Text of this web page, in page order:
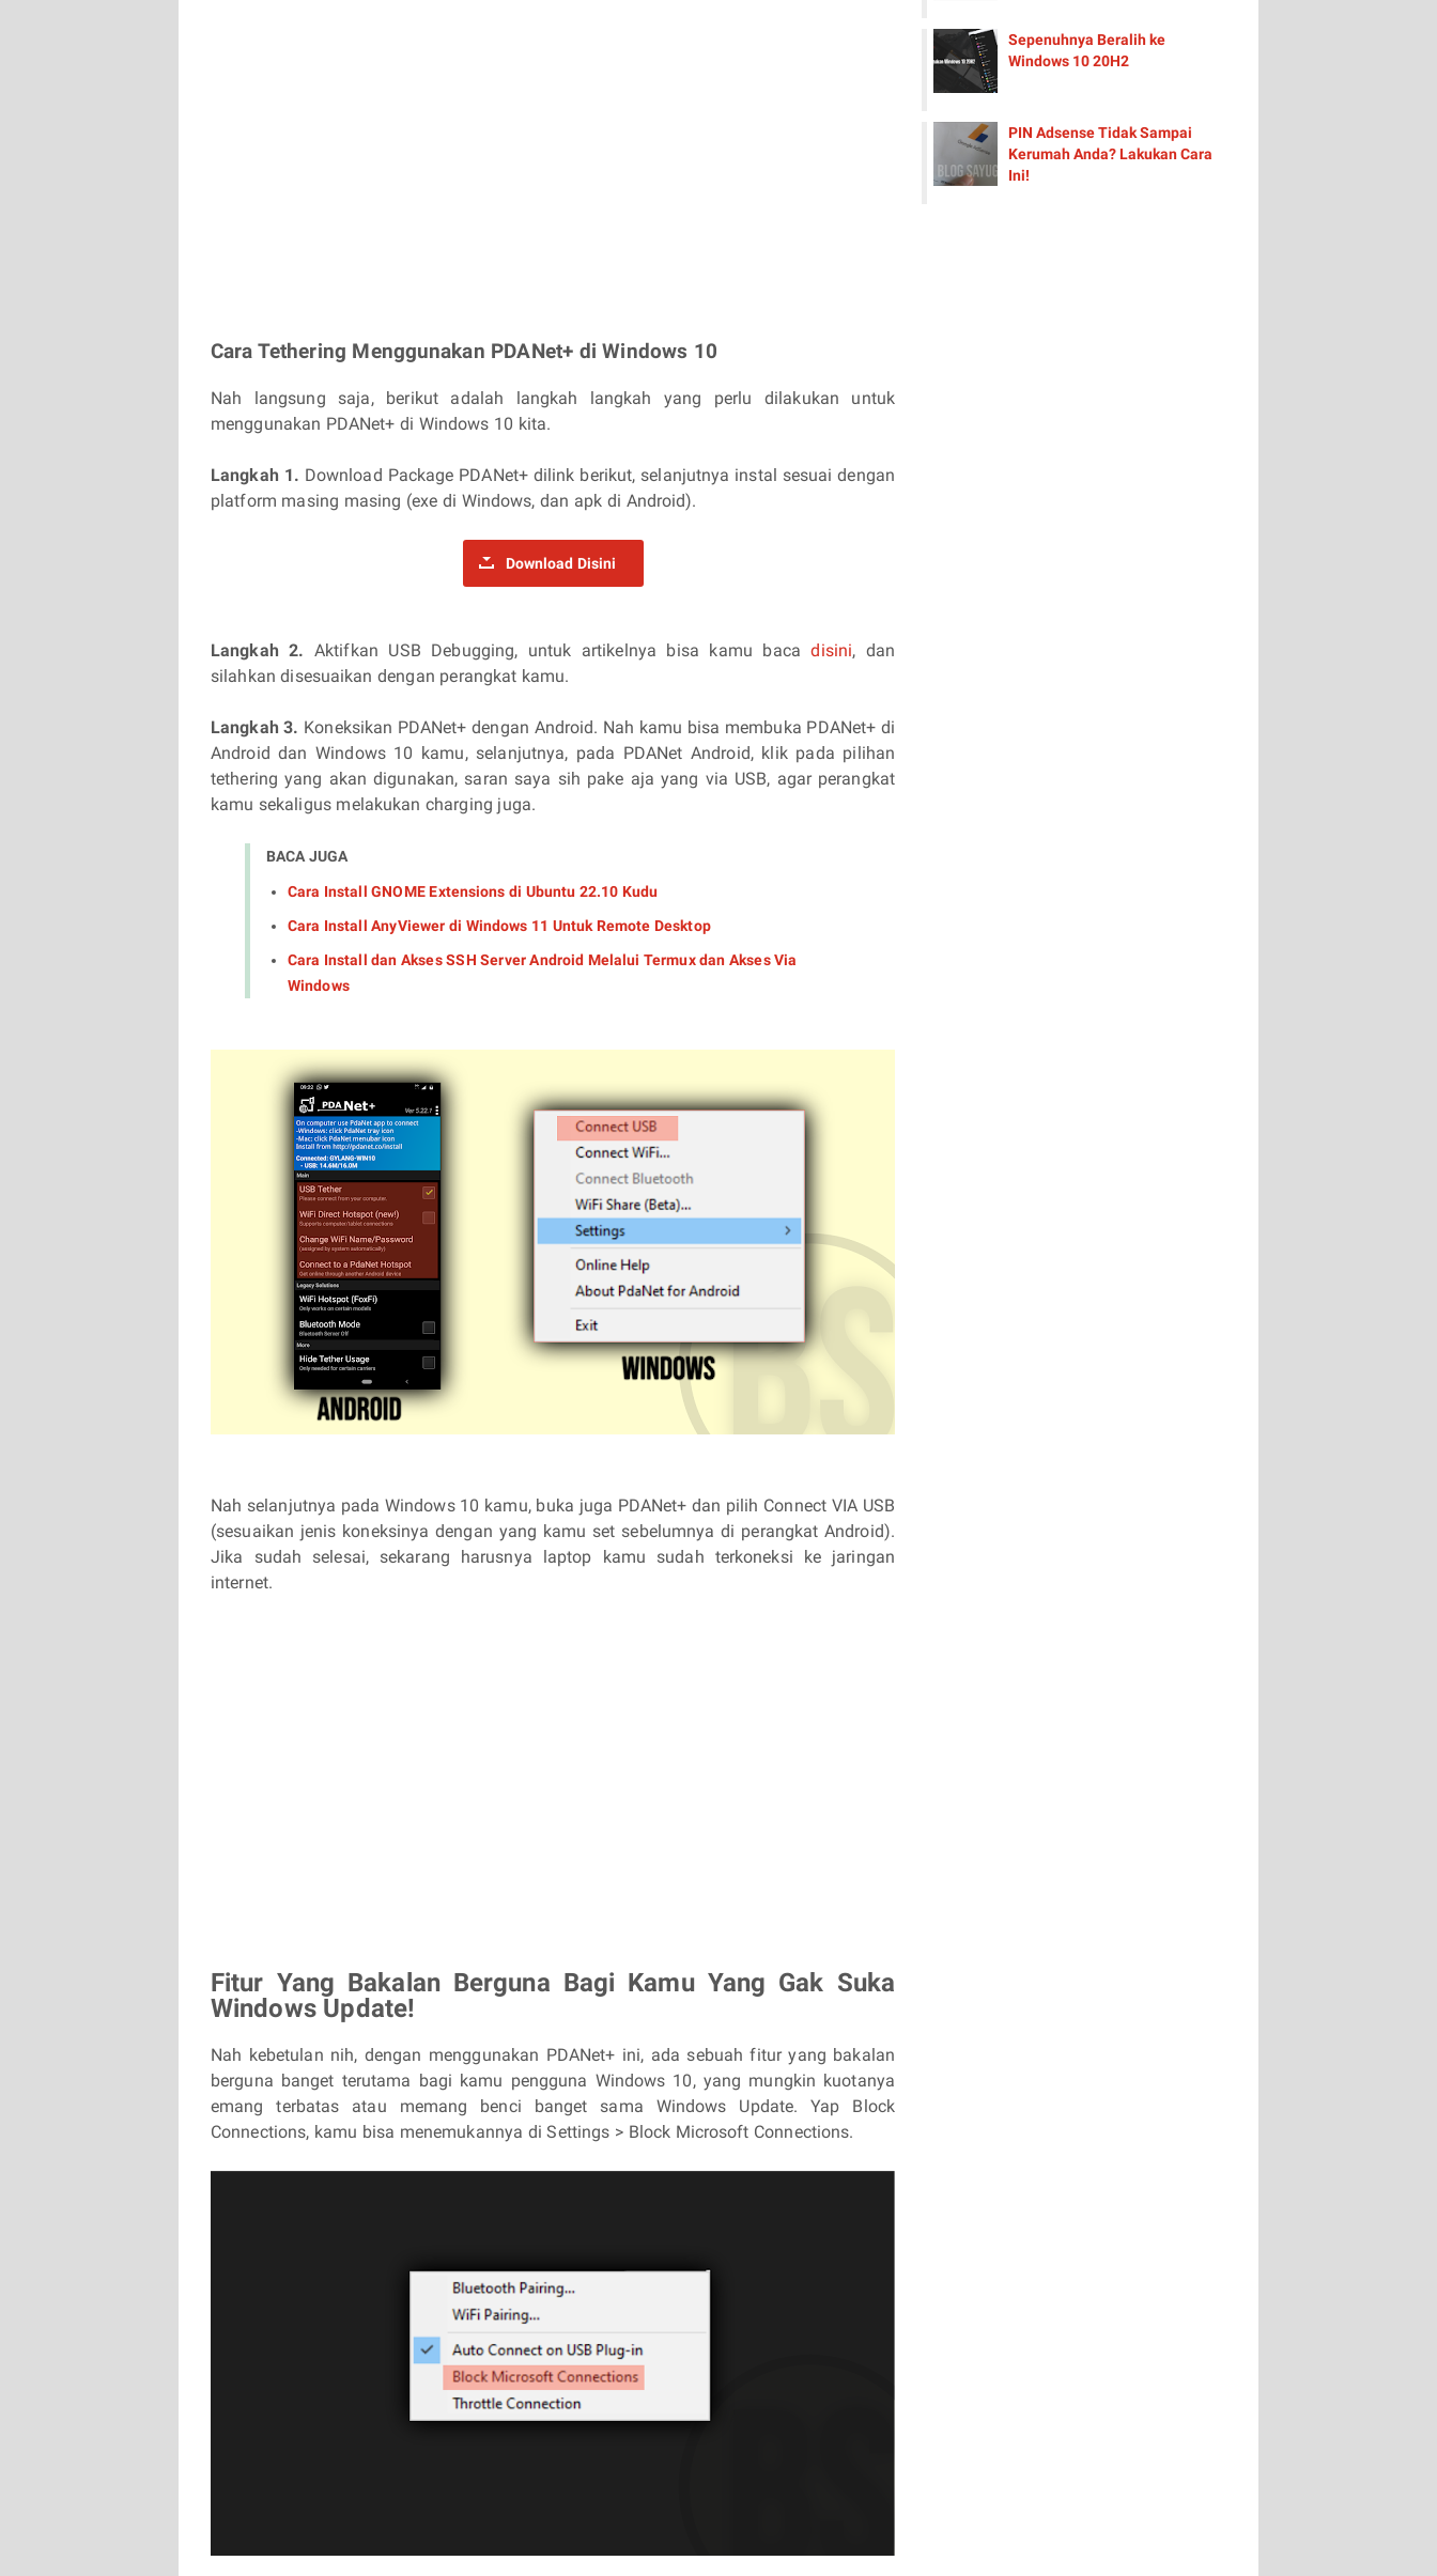
Cara Tethering Menggunakan PDANet+ di Windows 10
Nah langsung saja, berikut adalah langkah langkah yang perlu dilakukan untuk
menggunakan PDANet+ di Windows 10 kita.
Langkah 1. Download Package PDANet+ dilink berikut, selanjutnya instal sesuai dengan
platform masing masing (exe di Windows, dan apk di Android).
Download Disini
Langkah 2.Aktifkan USB Debugging, untuk artikelnya bisa kamu bacadisini, dan
silahkan disesuaikan dengan perangkat kamu.
Langkah 3. Koneksikan PDANet+ dengan Android. Nah kamu bisa membuka PDANet+ di
Android dan Windows 10 kamu, selanjutnya, pada PDANet Android, klik pada pilihan
tethering yang akan digunakan, saran saya sih pake aja yang via USB, agar perangkat
kamu sekaligus melakukan charging juga.
BACA JUGA
Cara Install GNOME Extensions di Ubuntu 22.10 Kudu
Cara Install AnyViewer di Windows 11 Untuk Remote Desktop
Cara Install dan Akses SSH Server Android Melalui Termux dan Akses Via
Windows
Nah selanjutnya pada Windows 10 kamu, buka juga PDANet+ dan pilih Connect VIA USB
(sesuaikan jenis koneksinya dengan yang kamu set sebelumnya di perangkat Android).
Jika sudah selesai, sekarang harusnya laptop kamu sudah terkoneksi ke jaringan
internet.
Fitur Yang Bakalan Berguna Bagi Kamu Yang Gak Suka
Windows Update!
Nah kebetulan nih, dengan menggunakan PDANet+ ini, ada sebuah fitur yang bakalan
berguna banget terutama bagi kamu pengguna Windows 10, yang mungkin kuotanya
emang terbatas atau memang benci banget sama Windows Update. Yap Block
Connections, kamu bisa menemukannya di Settings > Block Microsoft Connections.
Sepenuhnya Beralih ke
Windows 10 20H2
PIN Adsense Tidak Sampai
Kerumah Anda? Lakukan Cara
Ini!